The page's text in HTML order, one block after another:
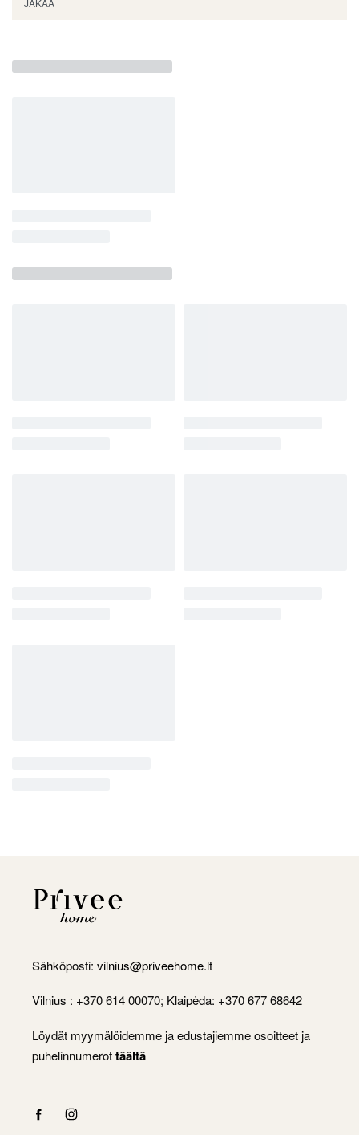
JAKAA
Sähköposti: vilnius@priveehome.lt
Vilnius : +370 614 00070; Klaipėda: +370 677 68642
Löydät myymälöidemme ja edustajiemme osoitteet ja
puhelinnumerottäältä